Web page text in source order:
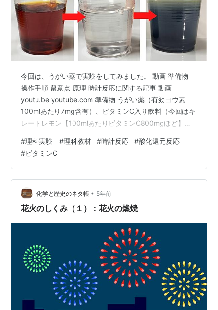
今回は、うがい薬で実験をしてみました。 動画 準備物
操作手順 留意点 原理 時計反応に関する記事 動画
youtu.be youtube.com 準備物 うがい薬（有効ヨウ素
100mlあたり7mg含有）、ビタミンC入り飲料（今回はキ
レートレモン【100mlあたりビタミンC800mgほど】と
い）、ストロー（直径8㎜のもの） 7本、プラカップ 3
つ、水、オキシドール、デンプンのり 操作手順 水をプラ
カップに半分ほど注ぎ、うがい薬を入れる。この際、ス
トローで時折かき混ぜながら、色が濃くなって変わらな
い程度まで入れておくと色の変化が分かりやすい。ス…
#理科実験 #理科教材 #時計反応 #酸化還元反応
#ビタミンC
化学と歴史のネタ帳 • 5年前
花火のしくみ（１）：花火の燃焼